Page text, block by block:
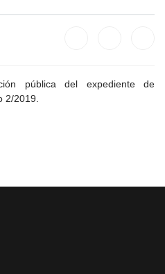
pública del expediente de
2/2019.